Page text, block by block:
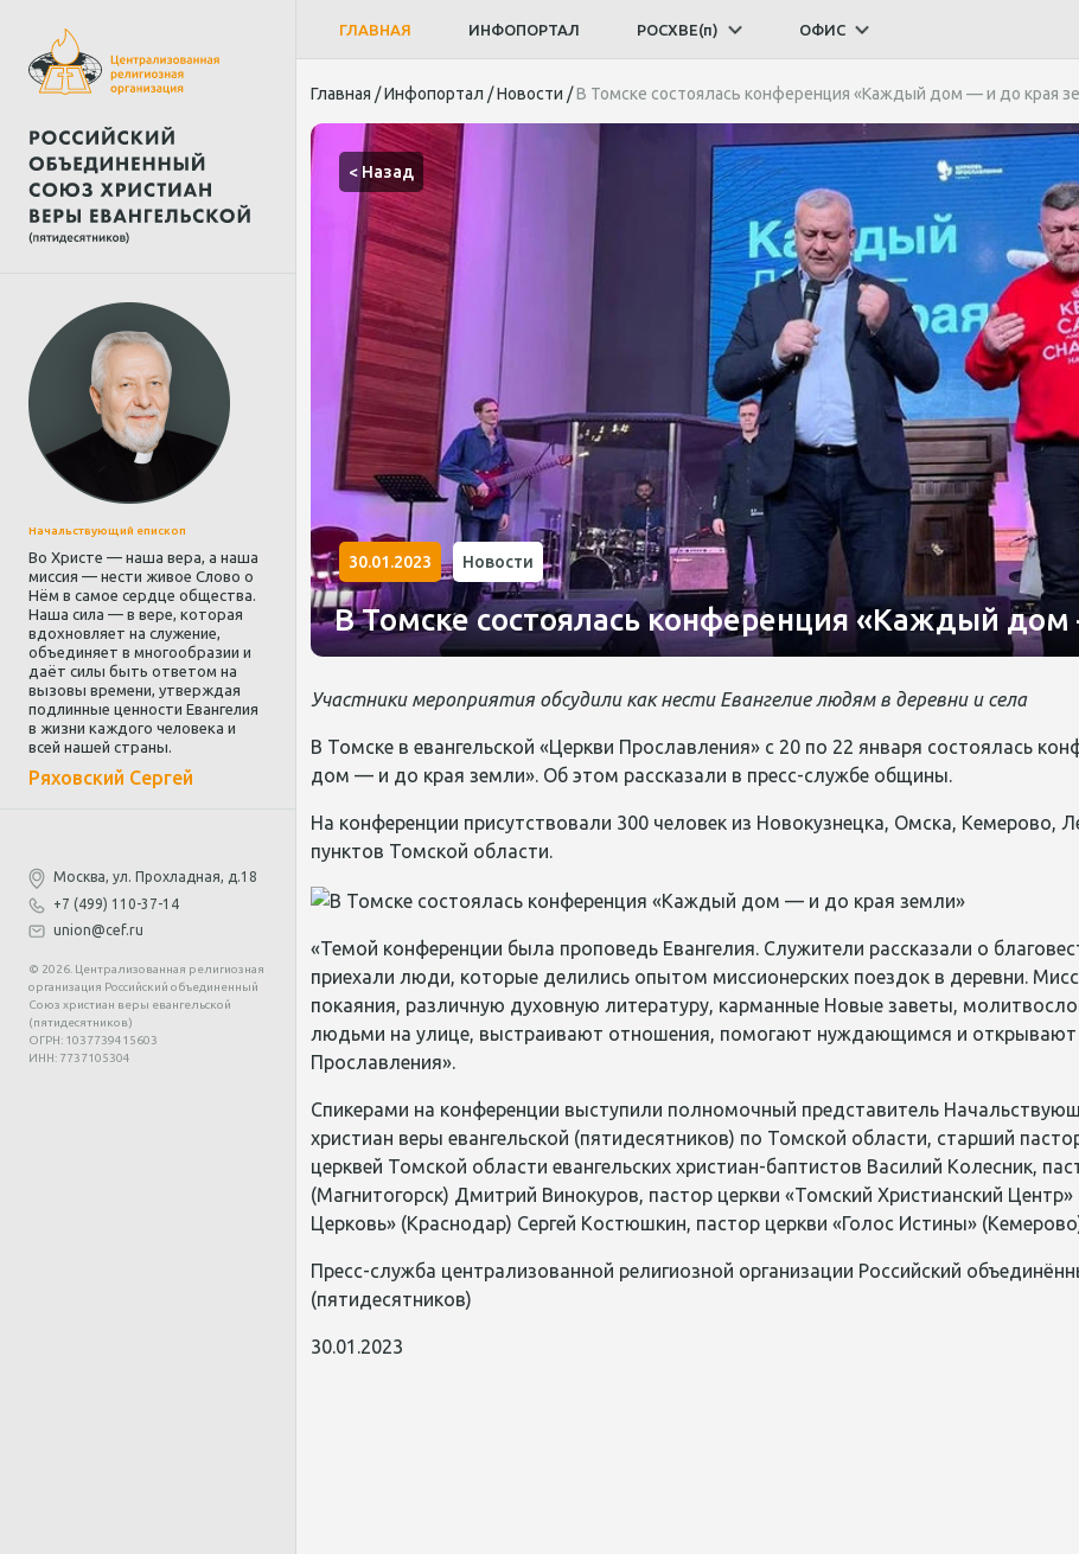
Начальствующий епископ
Во Христе — наша вера, а наша
миссия — нести живое Слово о
Нём в самое сердце общества.
Наша сила — в вере, которая
вдохновляет на служение,
объединяет в многообразии и
даёт силы быть ответом на
вызовы времени, утверждая
подлинные ценности Евангелия
в жизни каждого человека и
всей нашей страны.
Ряховский Сергей
Москва, ул. Прохладная, д.18
+7 (499) 110-37-14
union@cef.ru
© 2026. Централизованная религиозная
организация Российский объединенный
Союз христиан веры евангельской
(пятидесятников)
ОГРН: 1037739415603
ИНН: 7737105304
ГЛАВНАЯ ИНФОПОРТАЛ РОСХВЕ(п) ОФИС
Главная /Инфопортал /Новости /В Томске состоялась конференция «Каждый дом — и до края
< Назад
30.01.2023 Новости
В Томске состоялась конференция «Каждый
Участники мероприятия обсудили как нести Евангелие людям в деревни и села
В Томске в евангельской «Церкви Прославления» с 20 по 22 января состоялась
дом — и до края земли». Об этом рассказали в пресс-службе общины.
На конференции присутствовали 300 человек из Новокузнецка, Омска, Кемерово,
пунктов Томской области.
«Темой конференции была проповедь Евангелия. Служители рассказали о
приехали люди, которые делились опытом миссионерских поездок в деревни.
покаяния, различную духовную литературу, карманные Новые заветы,
людьми на улице, выстраивают отношения, помогают нуждающимся и открывают
Прославления».
Спикерами на конференции выступили полномочный представитель
христиан веры евангельской (пятидесятников) по Томской области, старший
церквей Томской области евангельских христиан-баптистов Василий Колесник,
(Магнитогорск) Дмитрий Винокуров, пастор церкви «Томский Христианский
Церковь» (Краснодар) Сергей Костюшкин, пастор церкви «Голос Истины»
Пресс-служба централизованной религиозной организации Российский
(пятидесятников)
30.01.2023